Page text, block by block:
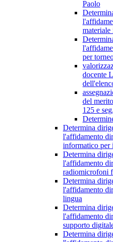
Paolo
per
docente
del
125 e
Determina
l'affidamento
informatico per
Determina
l'affidamento
radiomicrofoni
Determina
l'affidamento
lingua
Determina
l'affidamento
supporto
Determina